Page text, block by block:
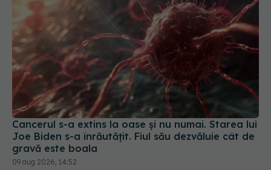
Cancerul s-a extins la oase și nu numai. Starea lui
Joe Biden s-a înrăutățit. Fiul său dezvăluie cât de
gravă este boala
09 aug 2026, 14:52